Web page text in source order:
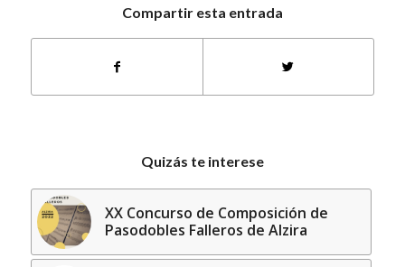
Compartir esta entrada
Quizás te interese
XX Concurso de Composición de
Pasodobles Falleros de Alzira